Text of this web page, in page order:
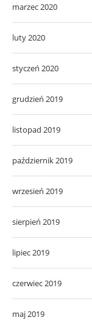
marzec 2020
luty 2020
styczeń 2020
grudzień 2019
listopad 2019
październik 2019
wrzesień 2019
sierpień 2019
lipiec 2019
czerwiec 2019
maj 2019